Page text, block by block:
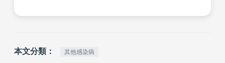
本文分類： 其他感染病